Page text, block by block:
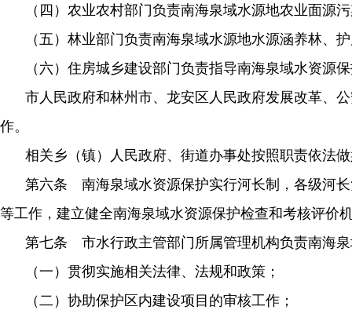
（四）农业农村部门负责南海泉域水源地农业面源
（五）林业部门负责南海泉域水源地水源涵养林、
（六）住房城乡建设部门负责指导南海泉域水资源
市人民政府和林州市、龙安区人民政府发展改革、
作。
相关乡（镇）人民政府、街道办事处按照职责依法
第六条 南海泉域水资源保护实行河长制，各级河
等工作，建立健全南海泉域水资源保护检查和考核评价
第七条 市水行政主管部门所属管理机构负责南海
（一）贯彻实施相关法律、法规和政策；
（二）协助保护区内建设项目的审核工作；